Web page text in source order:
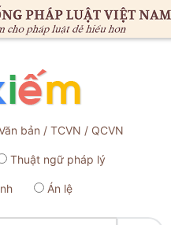
bản / TCVN / QCVN
Thuật ngữ pháp lý
Án lệ